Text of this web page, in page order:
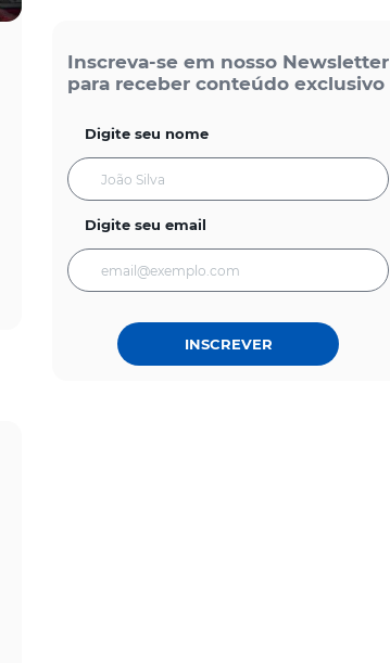
Inscreva-se em nosso Newsletter
para receber conteúdo exclusivo
Digite seu nome
Digite seu email
INSCREVER